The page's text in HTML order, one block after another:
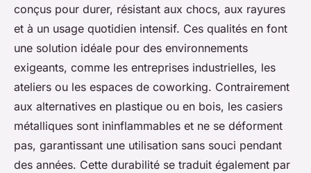
conçus pour durer, résistant aux chocs, aux rayures
et à un usage quotidien intensif. Ces qualités en font
une solution idéale pour des environnements
exigeants, comme les entreprises industrielles, les
ateliers ou les espaces de coworking. Contrairement
aux alternatives en plastique ou en bois, les casiers
métalliques sont ininflammables et ne se déforment
pas, garantissant une utilisation sans souci pendant
des années. Cette durabilité se traduit également par